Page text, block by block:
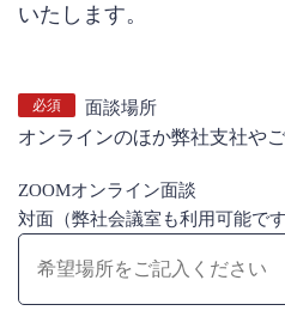
いたします。
必須 面談場所
オンラインのほか弊社支社や
ZOOMオンライン面談
対面（弊社会議室も利用可能です